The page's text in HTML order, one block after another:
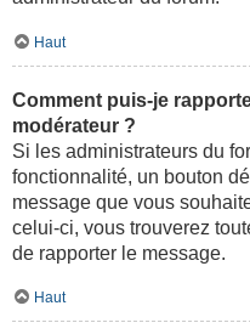
Haut
Comment puis-je
modérateur ?
Si les administrateurs du
fonctionnalité, un bouton
message que vous
celui-ci, vous trouverez
de rapporter le message.
Haut